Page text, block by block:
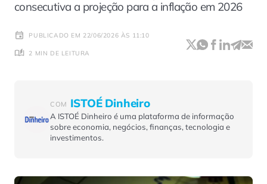
consecutiva a projeção para a inflação em 2026
PUBLICADO EM 22/06/2026 ÀS 11:10
2 MIN DE LEITURA
COM ISTOÉ Dinheiro
A ISTOÉ Dinheiro é uma plataforma de informação
sobre economia, negócios, finanças, tecnologia e
investimentos.